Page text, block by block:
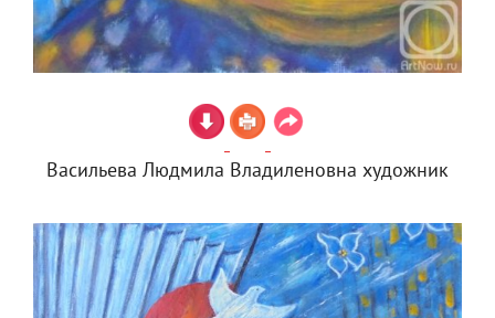
Васильева Людмила Владиленовна художник